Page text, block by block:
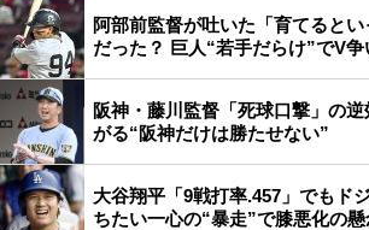
阿部前監督が吐いた「育てると
だった？ 巨人“若手だらけ”でV
阪神・藤川監督「死球口撃」の
がる“阪神だけは勝たせない”
大谷翔平「9戦打率.457」でもド
ちたい一心の“暴走”で膝悪化の懸